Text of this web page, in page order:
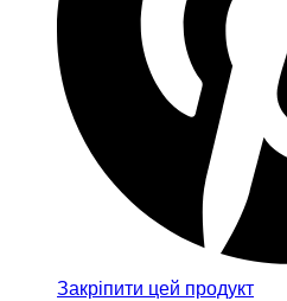
Закріпити цей продукт